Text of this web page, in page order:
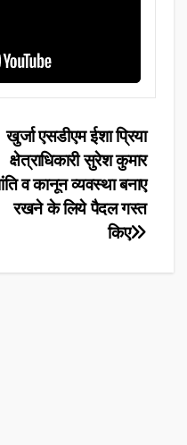
खुर्जा एसडीएम ईशा प्रिया
क्षेत्राधिकारी सुरेश कुमार
व कानून व्यवस्था बनाए
रखने के लिये पैदल गस्त
किए